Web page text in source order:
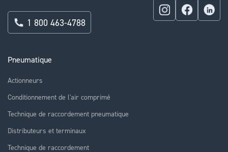
Pneumatique
Actionneurs
Conditionnement de l'air comprimé
Technique de raccordement pneumatique
Distributeurs et terminaux
Technique de raccordement
1 800 463-4788